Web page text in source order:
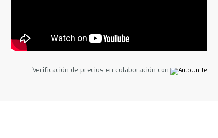
Verificación de precios en colaboración con